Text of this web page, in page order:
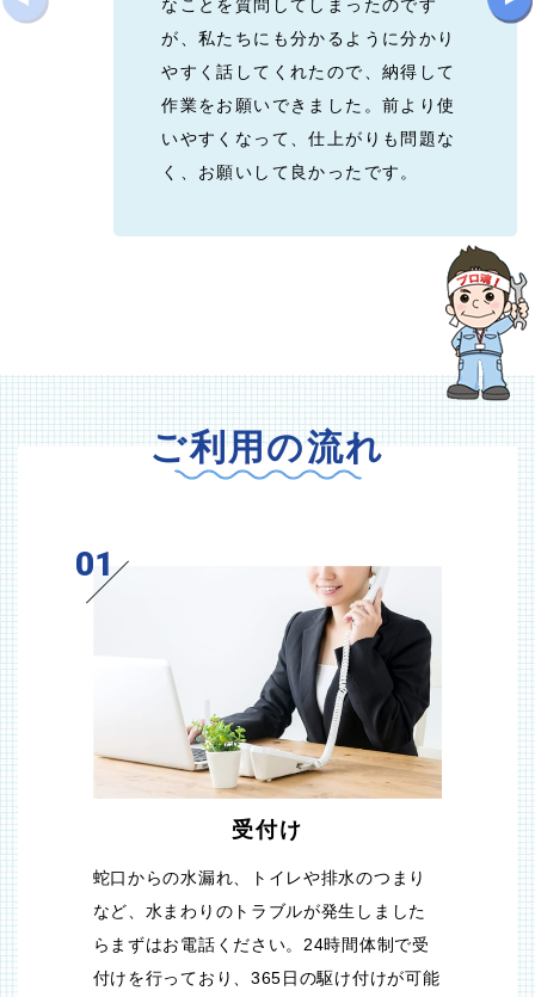
なことを質問してしまったのです
が、私たちにも分かるように分かり
やすく話してくれたので、納得して
作業をお願いできました。前より使
いやすくなって、仕上がりも問題な
く、お願いして良かったです。
ご利用の流れ
01
受付け
蛇口からの水漏れ、トイレや排水のつまり
など、水まわりのトラブルが発生しました
らまずはお電話ください。24時間体制で受
付けを行っており、365日の駆け付けが可能